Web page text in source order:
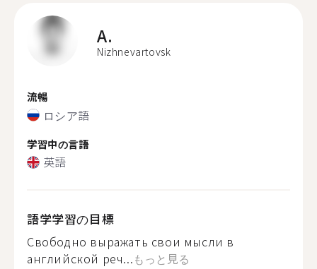
A.
Nizhnevartovsk
流暢
ロシア語
学習中の言語
英語
語学学習の目標
Свободно выражать свои мысли в
английской реч...もっと見る